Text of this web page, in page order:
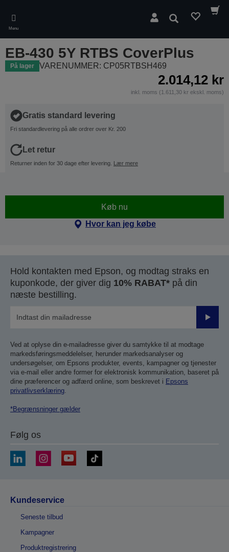
main
content
Menu
Søg
EB-430 5Y RTBS CoverPlus
På lager VARENUMMER: CP05RTBSH469
2.014,12 kr
inkl. moms (1.611,30 kr ekskl. moms)
Gratis standard levering
Fri standardlevering på alle ordrer over Kr. 200
Let retur
Returner inden for 30 dage efter levering. Lær mere
Køb nu
Hvor kan jeg købe
Hold kontakten med Epson, og modtag straks en
kuponkode, der giver dig 10% RABAT* på din
næste bestilling.
Send
Ved at oplyse din e-mailadresse giver du samtykke til at modtage
markedsføringsmeddelelser, herunder markedsanalyser og
undersøgelser, om Epsons produkter, events, kampagner og tjenester
via e-mail eller andre former for elektronisk kommunikation, baseret på
dine præferencer og adfærd online, som beskrevet i Epsons
privatlivserklæring.
*Begrænsninger gælder
Følg os
Kundeservice
Seneste tilbud
Kampagner
Produktregistrering